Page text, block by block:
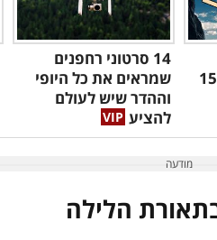
מחדש כשתראו את 15
14 סרטוני רחפנים
שמראים את כל היופי
וההדר שיש לעולם
להציע